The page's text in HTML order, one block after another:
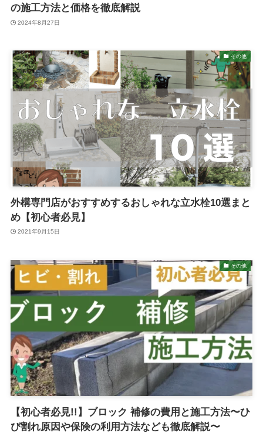
の施工方法と価格を徹底解説
2024年8月27日
その他
外構専門店がおすすめするおしゃれな立水栓10選まと
め【初心者必見】
2021年9月15日
その他
【初心者必見!!】ブロック 補修の費用と施工方法〜ひ
び割れ原因や保険の利用方法なども徹底解説〜